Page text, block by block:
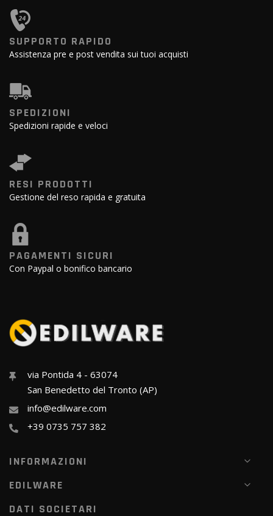
SUPPORTO RAPIDO
Assistenza pre e post vendita sui tuoi acquisti
SPEDIZIONI
Spedizioni rapide e veloci
RESI PRODOTTI
Gestione del reso rapida e gratuita
PAGAMENTI SICURI
Con Paypal o bonifico bancario
via Pontida 4 - 63074
San Benedetto del Tronto (AP)
info@edilware.com
+39 0735 757 382
INFORMAZIONI
EDILWARE
DATI SOCIETARI